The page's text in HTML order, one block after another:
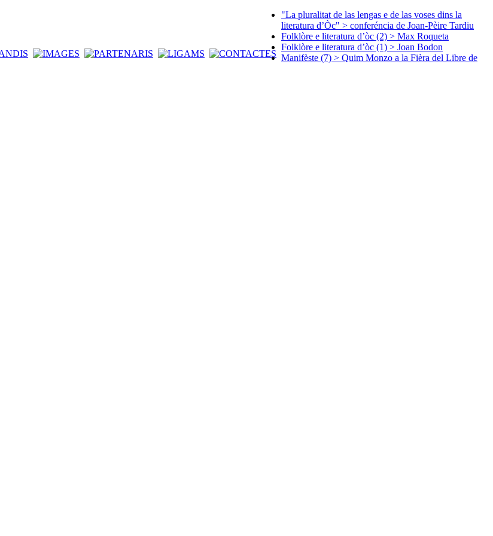
"La pluralitat de las lengas e de las voses dins la
literatura d’Òc" > conferéncia de Joan-Pèire Tardiu
Folklòre e literatura d’òc (2) > Max Roqueta
Folklòre e literatura d’òc (1) > Joan Bodon
Manifèste (7) > Quim Monzo a la Fièra del Libre de